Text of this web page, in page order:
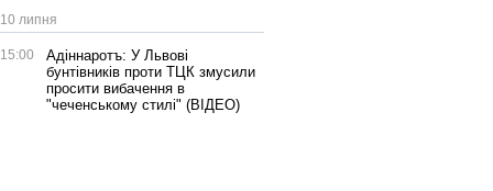
10 липня
15:00
Адіннаротъ: У Львові
бунтівників проти ТЦК змусили
просити вибачення в
"чеченському стилі" (ВІДЕО)